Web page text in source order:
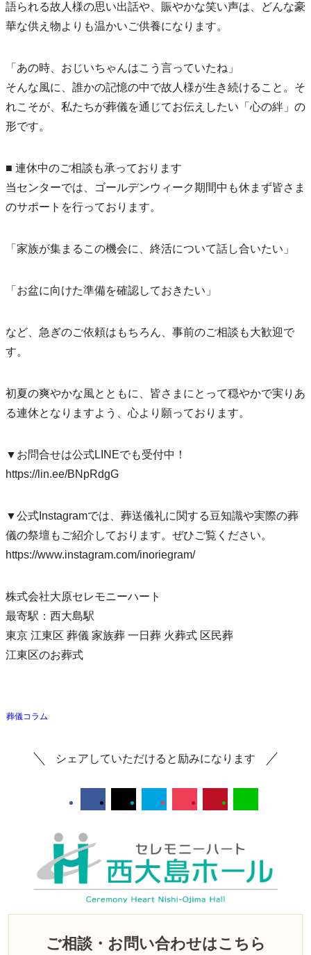
語られる故人様の思い出話や、賑やかな笑い声は、どんな豪
華な供え物よりも温かいご供養になります。
「あの時、おじいちゃんはこう言っていたね」
そんな風に、誰かの記憶の中で故人様が生き続けること。そ
れこそが、私たちが葬儀を通じてお伝えしたい「心の絆」の
形です。
■ 連休中のご相談も承っております
当センターでは、ゴールデンウィーク期間中も休まず皆さま
のサポートを行っております。
「家族が集まるこの機会に、終活について話し合いたい」
「お盆に向けた準備を確認しておきたい」
など、急ぎのご依頼はもちろん、事前のご相談も大歓迎で
す。
初夏の爽やかな風とともに、皆さまにとって穏やかで実りあ
る連休となりますよう、心より願っております。
▼お問合せは公式LINEでも受付中！
https://lin.ee/BNpRdgG
▼公式Instagramでは、葬送儀礼に関する豆知識や実際の葬
儀の祭壇もご紹介しております。ぜひご覧ください。
https://www.instagram.com/inoriegram/
株式会社大原セレモニーハート
最寄駅：西大島駅
東京 江東区 葬儀 家族葬 一日葬 火葬式 区民葬
江東区のお葬式
葬儀コラム
シェアしていただけると励みになります
ご相談・お問い合わせはこちら